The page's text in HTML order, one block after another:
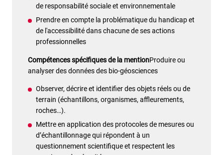
de responsabilité sociale et environnementale
Prendre en compte la problématique du handicap et
de l'accessibilité dans chacune de ses actions
professionnelles
Compétences spécifiques de la mentionProduire ou
analyser des données des bio-géosciences
Observer, décrire et identifier des objets réels ou de
terrain (échantillons, organismes, affleurements,
roches…).
Mettre en application des protocoles de mesures ou
d’échantillonnage qui répondent à un
questionnement scientifique et respectent les